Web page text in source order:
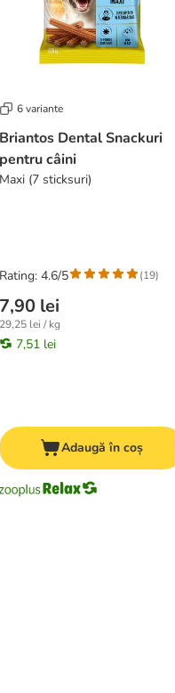
6 variante
Briantos Dental Snackuri
pentru câini
Maxi (7 sticksuri)
7,90 lei
29,25 lei / kg
7,51 lei
Rating: 4.6/5 (19)
Adaugă în coș